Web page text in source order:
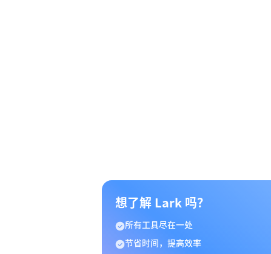
想了解 Lark 吗？
所有工具尽在一处
节省时间，提高效率